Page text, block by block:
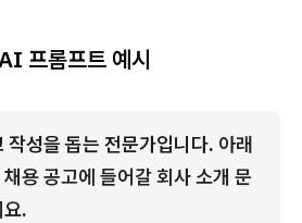
프롬프트 예시
작성을 돕는 전문가입니다. 아래
용 공고에 들어갈 회사 소개 문
.